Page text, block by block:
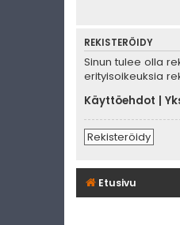
REKISTERÖIDY
Sinun tulee olla
erityisoikeuksia
Käyttöehdot
Rekisteröidy
Etusivu